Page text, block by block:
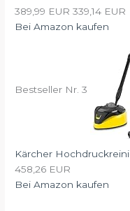
389,99 EUR 339,14 EUR
Bei Amazon kaufen
Bestseller Nr. 3
Kärcher
458,26 EUR
Bei Amazon kaufen